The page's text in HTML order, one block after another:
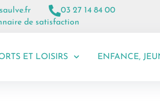
03 27 14 84 00
de satisfaction
ET LOISIRS ENFANCE,